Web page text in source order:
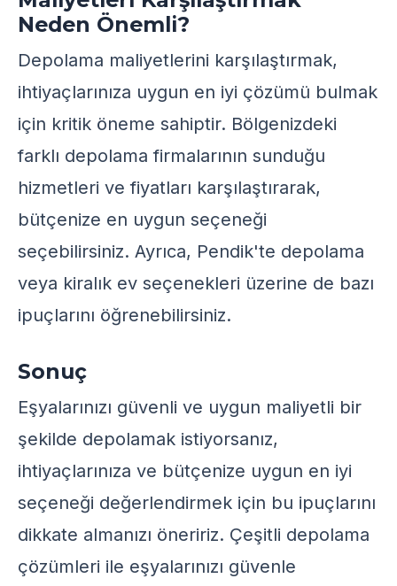
Neden Önemli?
Depolama maliyetlerini karşılaştırmak,
ihtiyaçlarınıza uygun en iyi çözümü bulmak
için kritik öneme sahiptir. Bölgenizdeki
farklı depolama firmalarının sunduğu
hizmetleri ve fiyatları karşılaştırarak,
bütçenize en uygun seçeneği
seçebilirsiniz. Ayrıca, Pendik'te depolama
veya kiralık ev seçenekleri üzerine de bazı
ipuçlarını öğrenebilirsiniz.
Sonuç
Eşyalarınızı güvenli ve uygun maliyetli bir
şekilde depolamak istiyorsanız,
ihtiyaçlarınıza ve bütçenize uygun en iyi
seçeneği değerlendirmek için bu ipuçlarını
dikkate almanızı öneririz. Çeşitli depolama
çözümleri ile eşyalarınızı güvenle